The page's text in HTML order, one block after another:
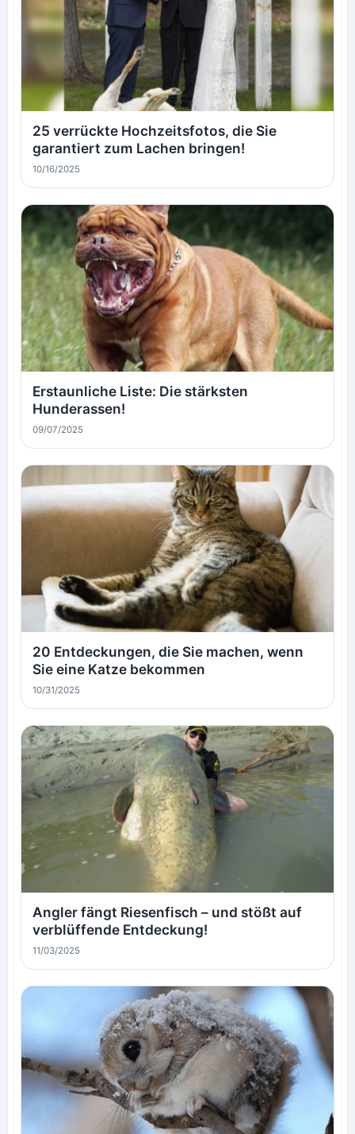
25 verrückte Hochzeitsfotos, die Sie
garantiert zum Lachen bringen!
10/16/2025
Erstaunliche Liste: Die stärksten
Hunderassen!
09/07/2025
20 Entdeckungen, die Sie machen, wenn
Sie eine Katze bekommen
10/31/2025
Angler fängt Riesenfisch – und stößt auf
verblüffende Entdeckung!
11/03/2025